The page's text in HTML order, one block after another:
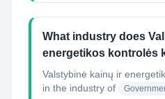
What industry does
energetikos kontrolės
Valstybinė kainų ir
in the industry of